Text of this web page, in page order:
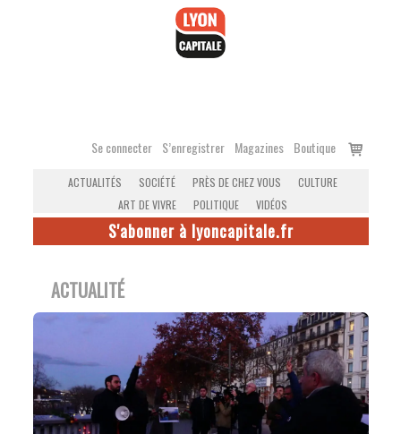
Se connecter S’enregistrer Magazines Boutique
Voir
ACTUALITÉS SOCIÉTÉ PRÈS DE CHEZ VOUS
CULTURE
ART DE VIVRE
POLITIQUE VIDÉOS
S'abonner à lyoncapitale.fr
ACTUALITÉ